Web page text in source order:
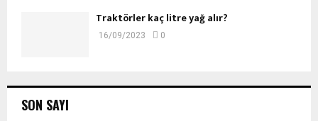
Traktörler kaç litre yağ alır?
16/09/2023 0
SON SAYI